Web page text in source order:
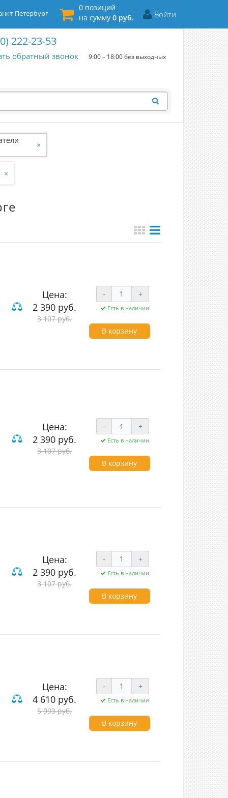
Войти
0 позиций
на сумму 0 руб.
Петербург
222-23-53
обратный звонок 9:00 – 18:00 без выходных
×
×
Цена:
2 390 руб.
3 107 руб.
- +
Есть в наличии
В корзину
Цена:
2 390 руб.
3 107 руб.
- +
Есть в наличии
В корзину
Цена:
2 390 руб.
3 107 руб.
- +
Есть в наличии
В корзину
Цена:
4 610 руб.
5 993 руб.
- +
Есть в наличии
В корзину